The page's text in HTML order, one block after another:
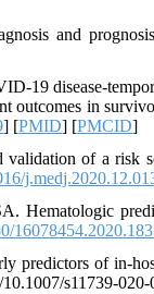
and
19 disease-
outcomes in
] [PMID] [PMCID]
of a risk
Hematologic
predictors of in-
s11739-